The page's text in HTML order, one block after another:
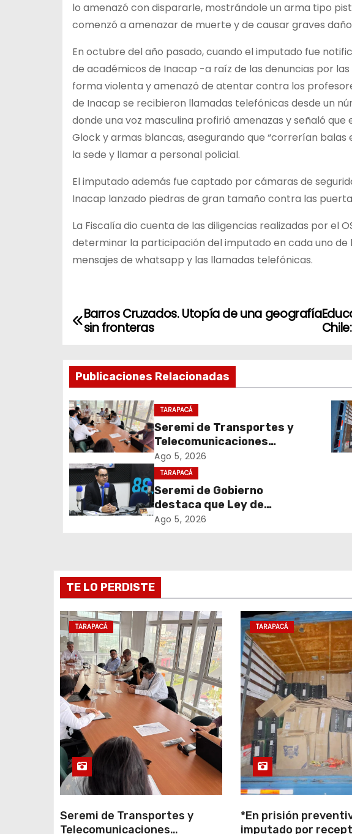
lo amenazó con dispararle, mostrándole un arma tipo
comenzó a amenazar de muerte y de causar graves
En octubre del año pasado, cuando el imputado fue
de académicos de Inacap -a raíz de las denuncias por
forma violenta y amenazó de atentar contra los
de Inacap se recibieron llamadas telefónicas desde un
donde una voz masculina profirió amenazas y señaló
Glock y armas blancas, asegurando que “correrían
la sede y llamar a personal policial.
El imputado además fue captado por cámaras de
Inacap lanzado piedras de gran tamaño contra las
La Fiscalía dio cuenta de las diligencias realizadas por el
determinar la participación del imputado en cada uno de
mensajes de whatsapp y las llamadas telefónicas.
N
v
e
g
a
c
i
d
e
e
n
t
r
a
d
a
s
Chile:
Barros Cruzados. Utopía de una geografía
sin fronteras
Publicaciones Relacionadas
TARAPACÁ
Seremi de Transportes y
Telecomunicaciones
encabezó primera mesa de
coordinación para el retiro
de cables en desuso en
Iquique
Ago 5, 2026
TARAPACÁ
Seremi de Gobierno
destaca que Ley de
Reconstrucción Nacional
Ago 5, 2026
TE LO PERDISTE
TARAPACÁ
Seremi de Transportes y
Telecomunicaciones
TARAPACÁ
*En prisión
imputado por